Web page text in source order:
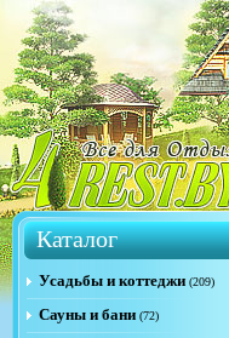
Каталог
Усадьбы и коттеджи (209)
Сауны и бани (72)